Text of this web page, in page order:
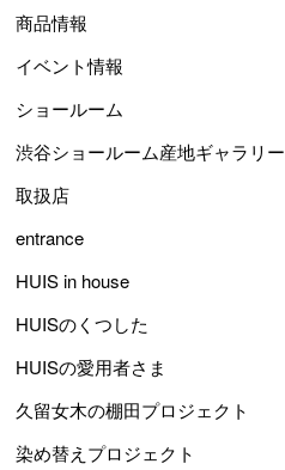
商品情報
イベント情報
ショールーム
渋谷ショールーム産地ギャラリー
取扱店
entrance
HUIS in house
HUISのくつした
HUISの愛用者さま
久留女木の棚田プロジェクト
染め替えプロジェクト